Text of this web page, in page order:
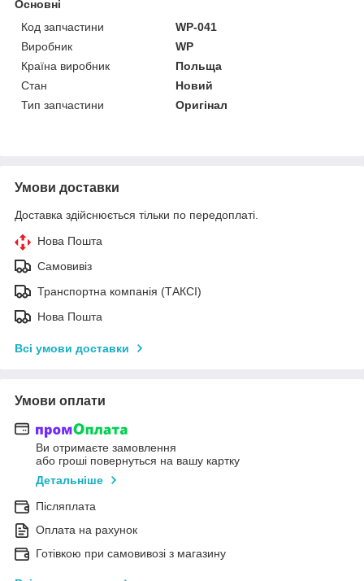
Основні
Код запчастини
WP-041
Виробник
WP
Країна виробник
Польща
Стан
Новий
Тип запчастини
Оригінал
Умови доставки
Доставка здійснюється тільки по передоплаті.
Нова Пошта
Самовивіз
Транспортна компанія (ТАКСІ)
Нова Пошта
Всі умови доставки
Умови оплати
Ви отримаєте замовлення
або гроші повернуться на вашу картку
Детальніше
Післяплата
Оплата на рахунок
Готівкою при самовивозі з магазину